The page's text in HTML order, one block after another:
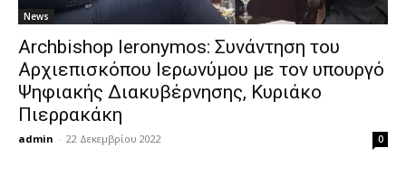
News
Archbishop Ieronymos: Συνάντηση του
Αρχιεπισκόπου Ιερωνύμου με τον υπουργό
Ψηφιακής Διακυβέρνησης, Κυριάκο
Πιερρακάκη
admin - 22 Δεκεμβρίου 2022 0